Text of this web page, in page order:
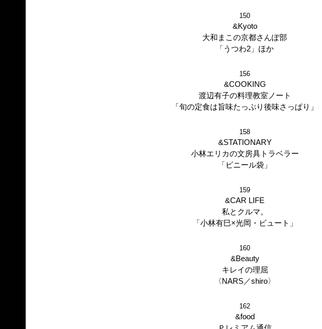
150
&Kyoto
大和まこの京都さんぽ部
「うつわ2」ほか
156
&COOKING
渡辺有子の料理教室ノート
「旬の定食は旨味たっぷり後味さっぱり」
158
&STATIONARY
小林エリカの文房具トラベラー
「ビニール袋」
159
&CAR LIFE
私とクルマ。
「小林有巳×光岡・ビュート」
160
&Beauty
キレイの理屈
〈NARS／shiro〉
162
&food